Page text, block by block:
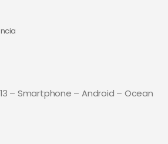
– Smartphone – Android – Ocean